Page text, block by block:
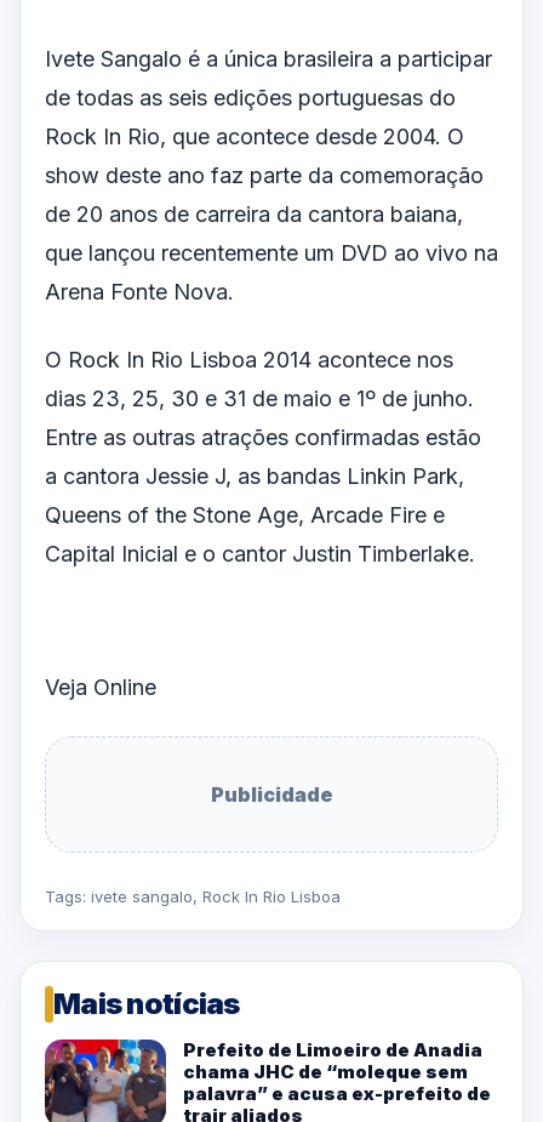
Ivete Sangalo é a única brasileira a participar
de todas as seis edições portuguesas do
Rock In Rio, que acontece desde 2004. O
show deste ano faz parte da comemoração
de 20 anos de carreira da cantora baiana,
que lançou recentemente um DVD ao vivo na
Arena Fonte Nova.
O Rock In Rio Lisboa 2014 acontece nos
dias 23, 25, 30 e 31 de maio e 1º de junho.
Entre as outras atrações confirmadas estão
a cantora Jessie J, as bandas Linkin Park,
Queens of the Stone Age, Arcade Fire e
Capital Inicial e o cantor Justin Timberlake.
Veja Online
Publicidade
Tags: ivete sangalo, Rock In Rio Lisboa
Mais notícias
Prefeito de Limoeiro de Anadia
chama JHC de “moleque sem
palavra” e acusa ex-prefeito de
trair aliados